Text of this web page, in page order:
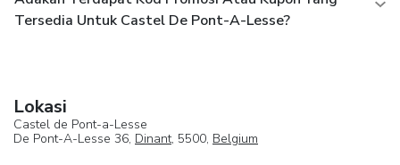
Tersedia Untuk Castel De Pont-A-Lesse?
Lokasi
Castel de Pont-a-Lesse
De Pont-A-Lesse 36, Dinant, 5500, Belgium